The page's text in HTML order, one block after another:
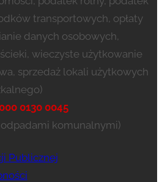
transportowych, opłaty
danych osobowych,
wieczyste użytkowanie
sprzedaż lokali użytkowych
0130 0045
komunalnymi)
Publicznej